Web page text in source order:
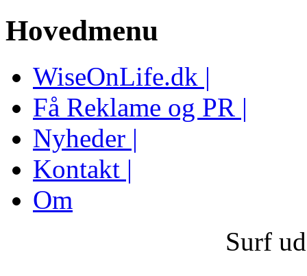
Hovedmenu
WiseOnLife.dk |
Få Reklame og PR |
Nyheder |
Kontakt |
Om
Surf